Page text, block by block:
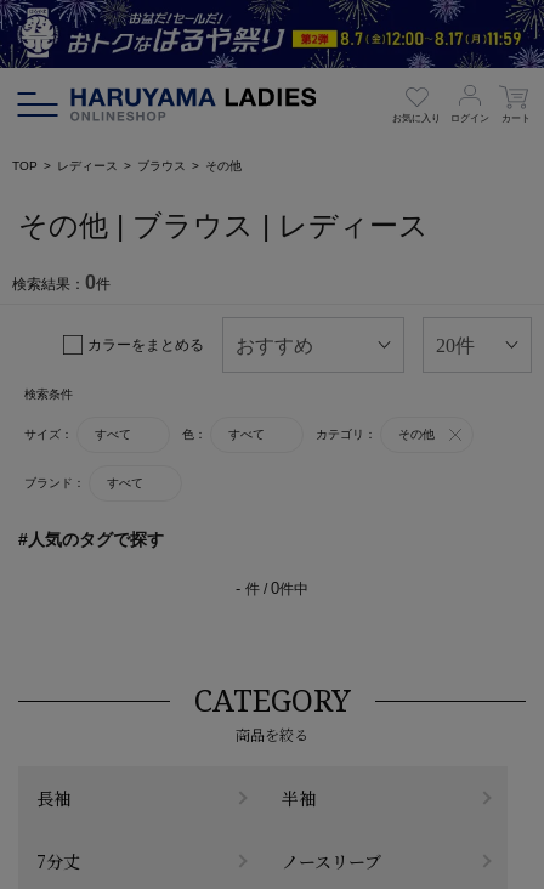
お気に入り ログイン カート
TOP レディース ブラウス その他
その他 | ブラウス | レディース
検索結果： 0件
カラーをまとめる
検索条件
サイズ： すべて 色： すべて カテゴリ： その他
ブランド： すべて
#人気のタグで探す
- 件 / 0件中
CATEGORY
商品を絞る
長袖 半袖
7分丈 ノースリーブ